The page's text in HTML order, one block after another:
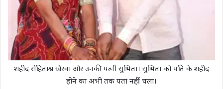
शहीद रोहिताश्व खैरवा और उनकी पत्नी सुभिता। सुभिता को पति के शहीद
होने का अभी तक पता नहीं चला।